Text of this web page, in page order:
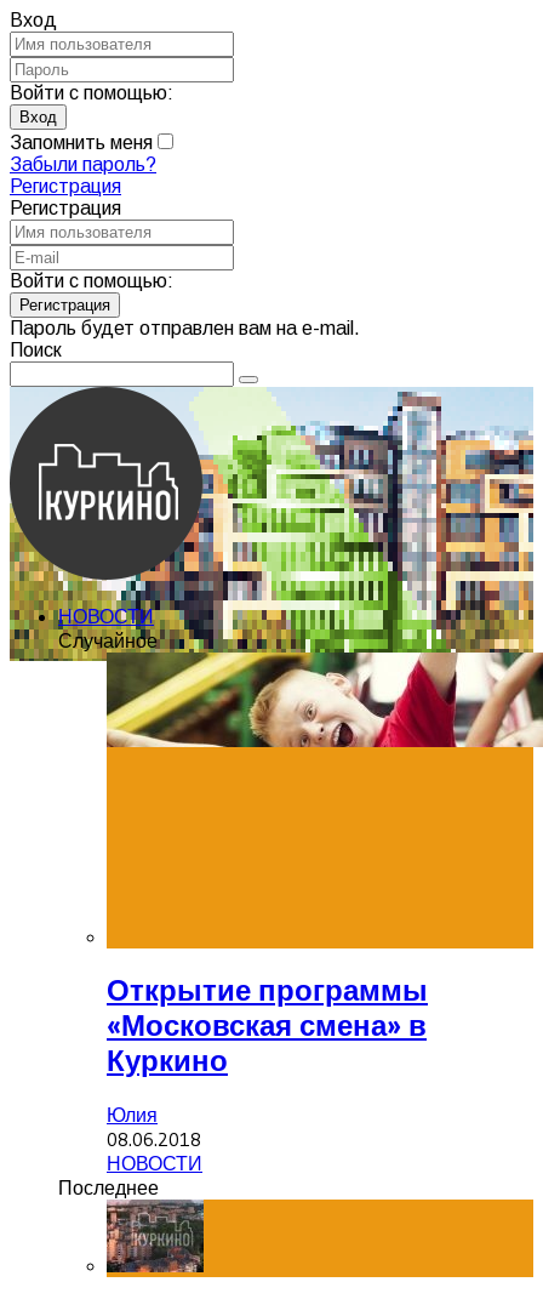
Вход
Войти с помощью:
Запомнить меня
Забыли пароль?
Регистрация
Регистрация
Войти с помощью:
Пароль будет отправлен вам на e-mail.
Поиск
НОВОСТИ
Случайное
Открытие программы
«Московская смена» в
Куркино
Юлия
08.06.2018
НОВОСТИ
Последнее